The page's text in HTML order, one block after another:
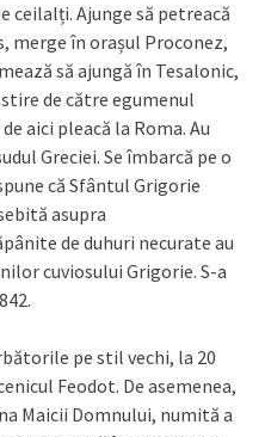
ceilalți. Ajunge să petreacă
merge în orașul Proconez,
să ajungă în Tesalonic,
de către egumenul
aici pleacă la Roma. Au
Greciei. Se îmbarcă pe o
că Sfântul Grigorie
asupra
de duhuri necurate au
cuviosului Grigorie. S-a
pe stil vechi, la 20
Feodot. De asemenea,
Maicii Domnului, numită a